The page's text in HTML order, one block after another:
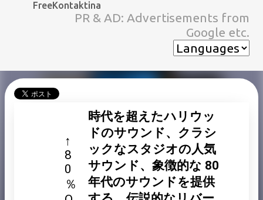
スキップしてメイン コンテンツに移動
FreeKontaktina
PR & AD: Advertisements from
Google etc.
↑
8
0
％
時代を超えたハリウッ
ドのサウンド、クラシ
ックなスタジオの人気
サウンド、象徴的な 80
年代のサウンドを提供